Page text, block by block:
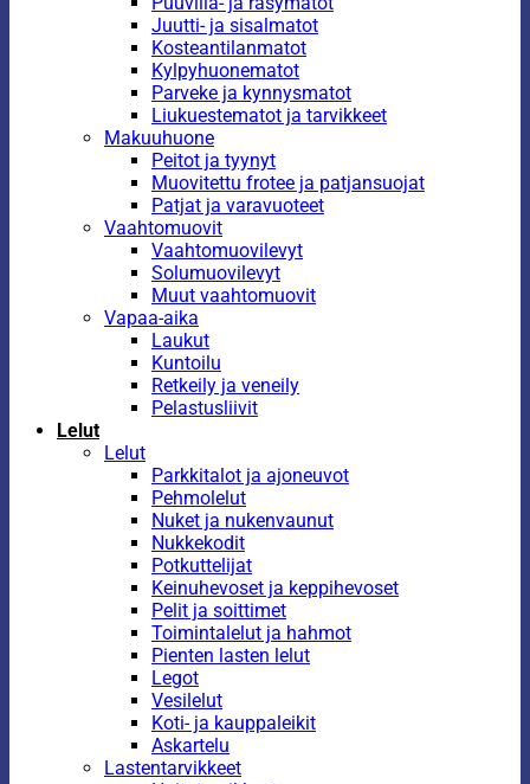
Juutti- ja sisalmatot
Kosteantilanmatot
Kylpyhuonematot
Parveke ja kynnysmatot
Liukuestematot ja tarvikkeet
Makuuhuone
Peitot ja tyynyt
Muovitettu frotee ja patjansuojat
Patjat ja varavuoteet
Vaahtomuovit
Vaahtomuovilevyt
Solumuovilevyt
Muut vaahtomuovit
Vapaa-aika
Laukut
Kuntoilu
Retkeily ja veneily
Pelastusliivit
Lelut
Lelut
Parkkitalot ja ajoneuvot
Pehmolelut
Nuket ja nukenvaunut
Nukkekodit
Potkuttelijat
Keinuhevoset ja keppihevoset
Pelit ja soittimet
Toimintalelut ja hahmot
Pienten lasten lelut
Legot
Vesilelut
Koti- ja kauppaleikit
Askartelu
Lastentarvikkeet